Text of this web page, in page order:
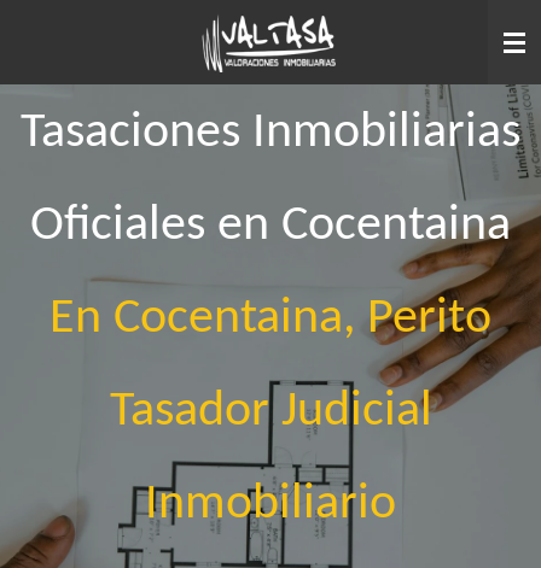
contenido
principal
Tasaciones Inmobiliarias
Oficiales en Cocentaina
En Cocentaina, Perito
Tasador Judicial
Inmobiliario